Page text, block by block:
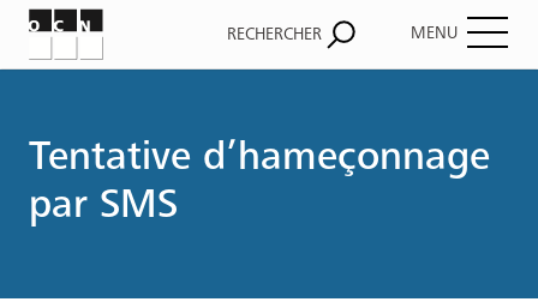
d'Ariane
Tentative d’hameçonnage
par SMS
RECHERCHER MENU